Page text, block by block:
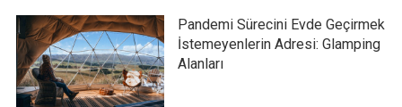
Pandemi Sürecini Evde Geçirmek
İstemeyenlerin Adresi: Glamping
Alanları